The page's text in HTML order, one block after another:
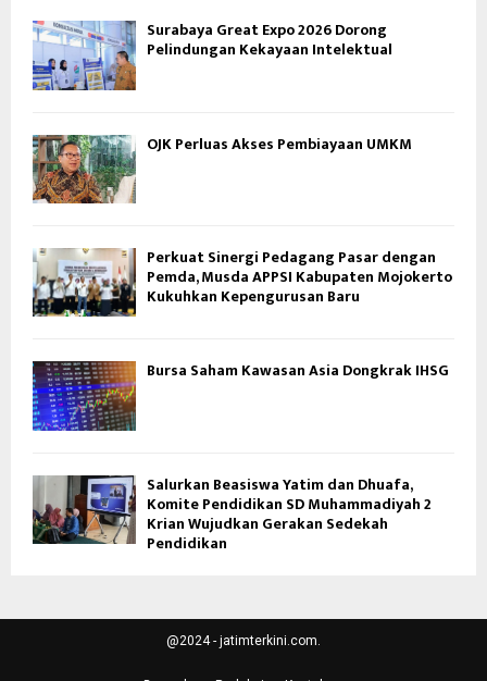
Surabaya Great Expo 2026 Dorong
Pelindungan Kekayaan Intelektual
OJK Perluas Akses Pembiayaan UMKM
Perkuat Sinergi Pedagang Pasar dengan
Pemda, Musda APPSI Kabupaten Mojokerto
Kukuhkan Kepengurusan Baru
Bursa Saham Kawasan Asia Dongkrak IHSG
Salurkan Beasiswa Yatim dan Dhuafa,
Komite Pendidikan SD Muhammadiyah 2
Krian Wujudkan Gerakan Sedekah
Pendidikan
@2024 - jatimterkini.com.